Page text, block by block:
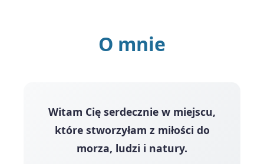
O mnie
Witam Cię serdecznie w miejscu,
które stworzyłam z miłości do
morza, ludzi i natury.